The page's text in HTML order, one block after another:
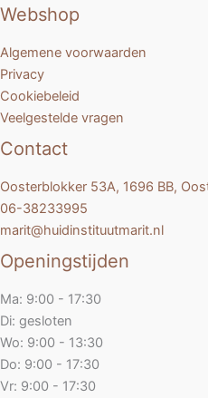
Webshop
Algemene voorwaarden
Privacy
Cookiebeleid
Veelgestelde vragen
Contact
Oosterblokker 53A, 1696 BB,
06-38233995
marit@huidinstituutmarit.nl
Openingstijden
Ma: 9:00 - 17:30
Di: gesloten
Wo: 9:00 - 13:30
Do: 9:00 - 17:30
Vr: 9:00 - 17:30